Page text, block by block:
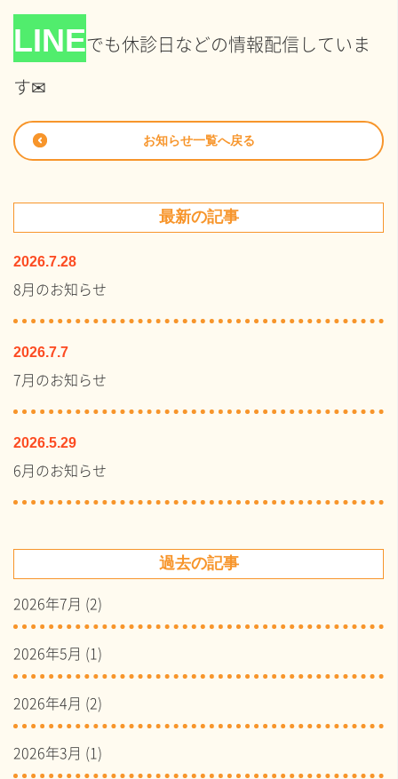
LINEでも休診日などの情報配信していま
す✉
お知らせ一覧へ戻る
最新の記事
8月のお知らせ
2026.7.28
7月のお知らせ
2026.7.7
6月のお知らせ
2026.5.29
過去の記事
2026年7月 (2)
2026年5月 (1)
2026年4月 (2)
2026年3月 (1)